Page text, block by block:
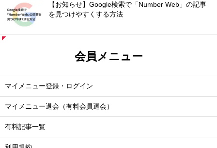
【お知らせ】Google検索で「Number Web」の記事
を見つけやすくする方法
会員メニュー
マイメニュー登録・ログイン
マイメニュー退会（有料会員退会）
有料記事一覧